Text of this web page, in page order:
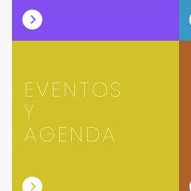
EVENTOS
Y
AGENDA